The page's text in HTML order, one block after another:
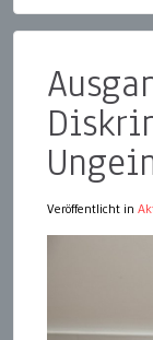
Veröffentlicht in